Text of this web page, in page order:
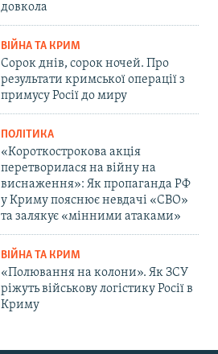
довкола
ВІЙНА ТА КРИМ
Сорок днів, сорок ночей. Про
результати кримської операції з
примусу Росії до миру
ПОЛІТИКА
«Короткострокова акція
перетворилася на війну на
виснаження»: Як пропаганда РФ
у Криму пояснює невдачі «СВО»
та залякує «мінними атаками»
ВІЙНА ТА КРИМ
«Полювання на колони». Як ЗСУ
ріжуть військову логістику Росії в
Криму